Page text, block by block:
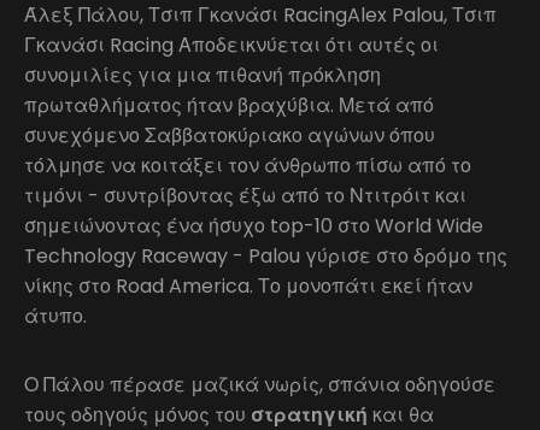
Άλεξ Πάλου, Τσιπ Γκανάσι RacingAlex Palou, Τσιπ
Γκανάσι Racing Αποδεικνύεται ότι αυτές οι
συνομιλίες για μια πιθανή πρόκληση
πρωταθλήματος ήταν βραχύβια. Μετά από
συνεχόμενο Σαββατοκύριακο αγώνων όπου
τόλμησε να κοιτάξει τον άνθρωπο πίσω από το
τιμόνι - συντρίβοντας έξω από το Ντιτρόιτ και
σημειώνοντας ένα ήσυχο top-10 στο World Wide
Technology Raceway - Palou γύρισε στο δρόμο της
νίκης στο Road America. Το μονοπάτι εκεί ήταν
άτυπο.
Ο Πάλου πέρασε μαζικά νωρίς, σπάνια οδηγούσε
τους οδηγούς μόνος του στρατηγική και θα